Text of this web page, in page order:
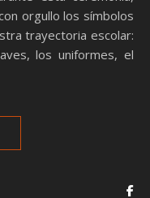
orgullo los símbolos
trayectoria escolar:
los uniformes, el